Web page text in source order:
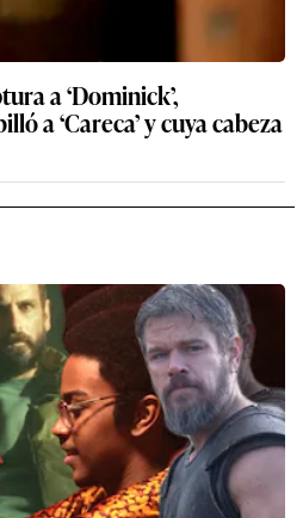
a ‘Dominick’,
a ‘Careca’ y cuya cabeza